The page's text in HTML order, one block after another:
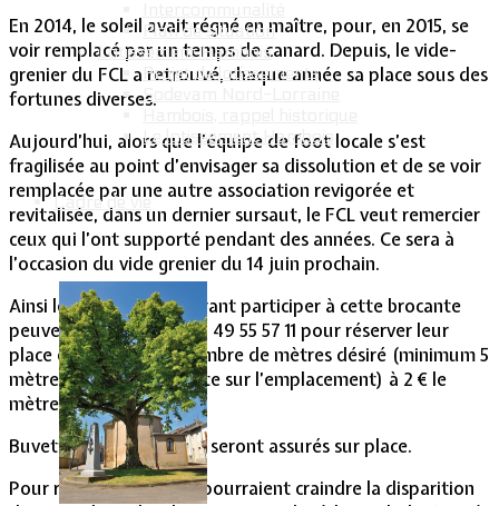
Plan de situation
Lotissement Hambois
Projet de lotissements
Sodevam Nord-Lorraine
Le lotissement Hambois
Cadre de vie
En 2014, le soleil avait régné en maître, pour, en 2015, se
voir remplacé par un temps de canard. Depuis, le vide-
grenier du FCL a retrouvé, chaque année sa place sous des
fortunes diverses.
Aujourd’hui, alors que l’équipe de foot locale s’est
fragilisée au point d’envisager sa dissolution et de se voir
remplacée par une autre association revigorée et
revitalisée, dans un dernier sursaut, le FCL veut remercier
ceux qui l’ont supporté pendant des années. Ce sera à
l’occasion du vide grenier du 14 juin prochain.
Ainsi les personnes désirant participer à cette brocante
peuvent contacter le 06 49 55 57 11 pour réserver leur
place en précisant le nombre de mètres désiré (minimum 5
mètres si le véhicule reste sur l’emplacement) à 2 € le
mètre.
Buvette et restauration seront assurés sur place.
Pour rassurer ceux qui, pourraient craindre la disparition